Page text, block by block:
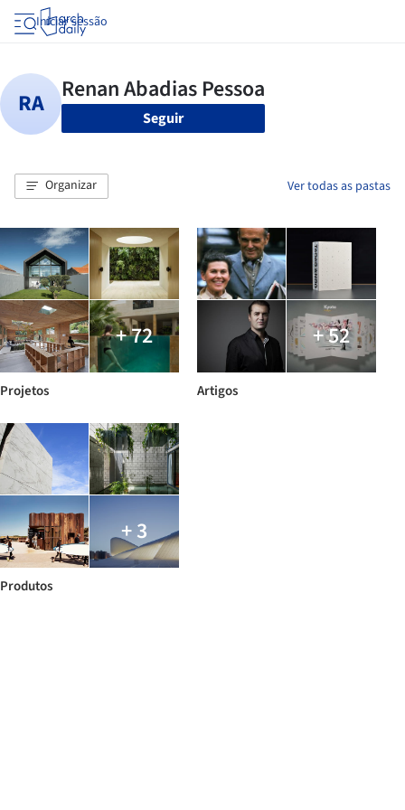
Iniciar sessão
Seguir
Organizar Ver todas as pastas
+ 72
Projetos
+ 52
Artigos
+ 3
Produtos